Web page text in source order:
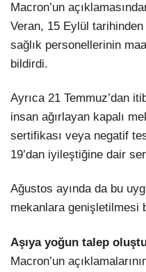
Macron’un
Veran, 15 Eylül
sağlık personellerinin
bildirdi.
Ayrıca 21 Temmuz’dan
insan ağırlayan kapalı
sertifikası veya negatif
19’dan iyileştiğine dair
Ağustos ayında da bu
mekanlara genişletilmesi
Aşıya yoğun talep
Macron’un